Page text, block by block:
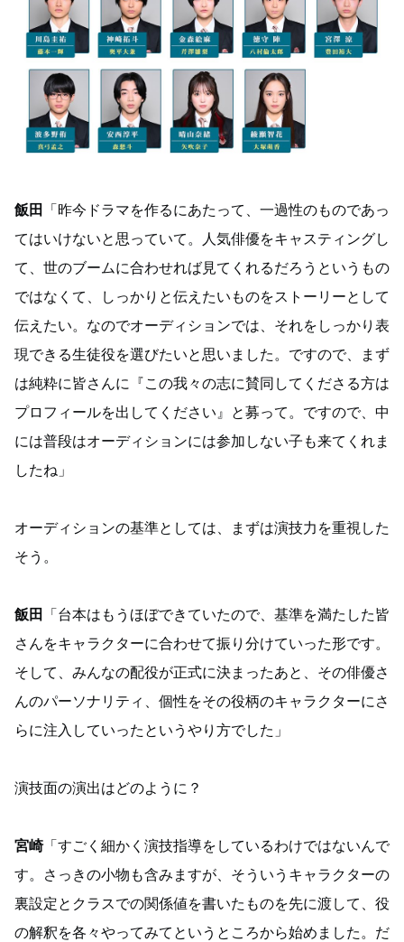
飯田 「昨今ドラマを作るにあたって、一過性のものであっ
てはいけないと思っていて。人気俳優をキャスティングし
て、世のブームに合わせれば見てくれるだろうというもの
ではなくて、しっかりと伝えたいものをストーリーとして
伝えたい。なのでオーディションでは、それをしっかり表
現できる生徒役を選びたいと思いました。ですので、まず
は純粋に皆さんに『この我々の志に賛同してくださる方は
プロフィールを出してください』と募って。ですので、中
には普段はオーディションには参加しない子も来てくれま
したね」
オーディションの基準としては、まずは演技力を重視した
そう。
飯田 「台本はもうほぼできていたので、基準を満たした皆
さんをキャラクターに合わせて振り分けていった形です。
そして、みんなの配役が正式に決まったあと、その俳優さ
んのパーソナリティ、個性をその役柄のキャラクターにさ
らに注入していったというやり方でした」
演技面の演出はどのように？
宮崎「すごく細かく演技指導をしているわけではないんで
す。さっきの小物も含みますが、そういうキャラクターの
裏設定とクラスでの関係値を書いたものを先に渡して、役
の解釈を各々やってみてというところから始めました。だ